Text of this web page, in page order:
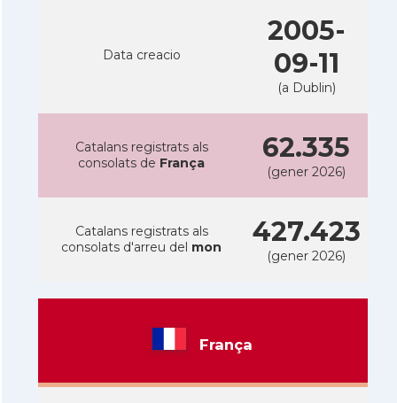
Data creacio
2005-
09-11
(a Dublin)
Catalans registrats als
consolats de França 62.335
(gener 2026)
Catalans registrats als
consolats d'arreu del mon 427.423
(gener 2026)
França